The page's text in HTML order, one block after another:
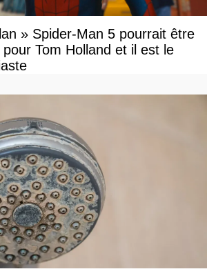
» Spider-Man 5 pourrait être
Tom Holland et il est le